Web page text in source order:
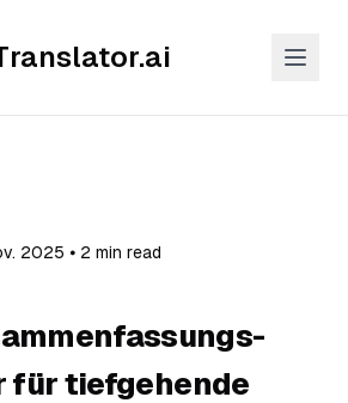
2025 ⦁ 2 min read
für tiefgehende